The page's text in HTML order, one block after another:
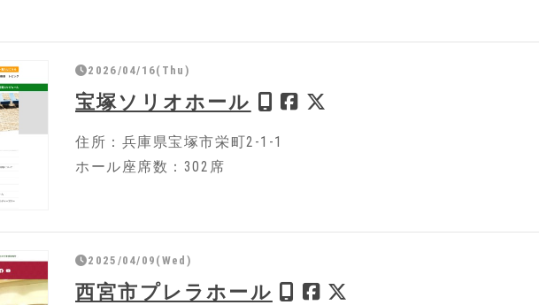
2026/04/16(Thu)
宝塚ソリオホール
住所：兵庫県宝塚市栄町2-1-1
ホール座席数：302席
2025/04/09(Wed)
西宮市プレラホール